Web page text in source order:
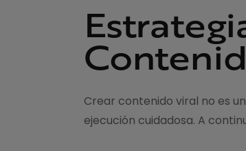
Crear contenido viral no es
ejecución cuidadosa. A